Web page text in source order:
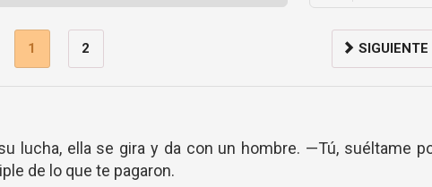
1 2 SIGUIENTE
lucha, ella se gira y da con un hombre. —Tú, suéltame
de lo que te pagaron.